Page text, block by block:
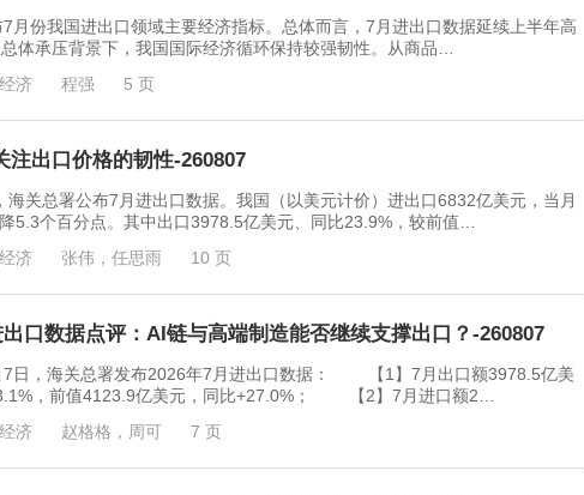
份我国进出口领域主要经济指标。总体而言，7月进出口数据延续上半年高
体承压背景下，我国国际经济循环保持较强韧性。从商品…
济 程强 5 页
注出口价格的韧性-260807
总署公布7月进出口数据。我国（以美元计价）进出口6832亿美元，当月
5.3个百分点。其中出口3978.5亿美元、同比23.9%，较前值…
济 张伟，任思雨 10 页
口数据点评：AI链与高端制造能否继续支撑出口？-260807
海关总署发布2026年7月进出口数据： 【1】7月出口额3978.5亿美
，前值4123.9亿美元，同比+27.0%； 【2】7月进口额2…
济 赵格格，周可 7 页